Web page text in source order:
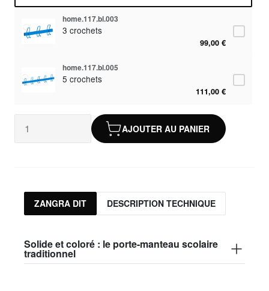
home.117.bl.003
3 crochets
99,00 €
home.117.bl.005
5 crochets
111,00 €
AJOUTER AU PANIER
ZANGRA DIT DESCRIPTION TECHNIQUE
Solide et coloré : le porte-manteau scolaire
traditionnel